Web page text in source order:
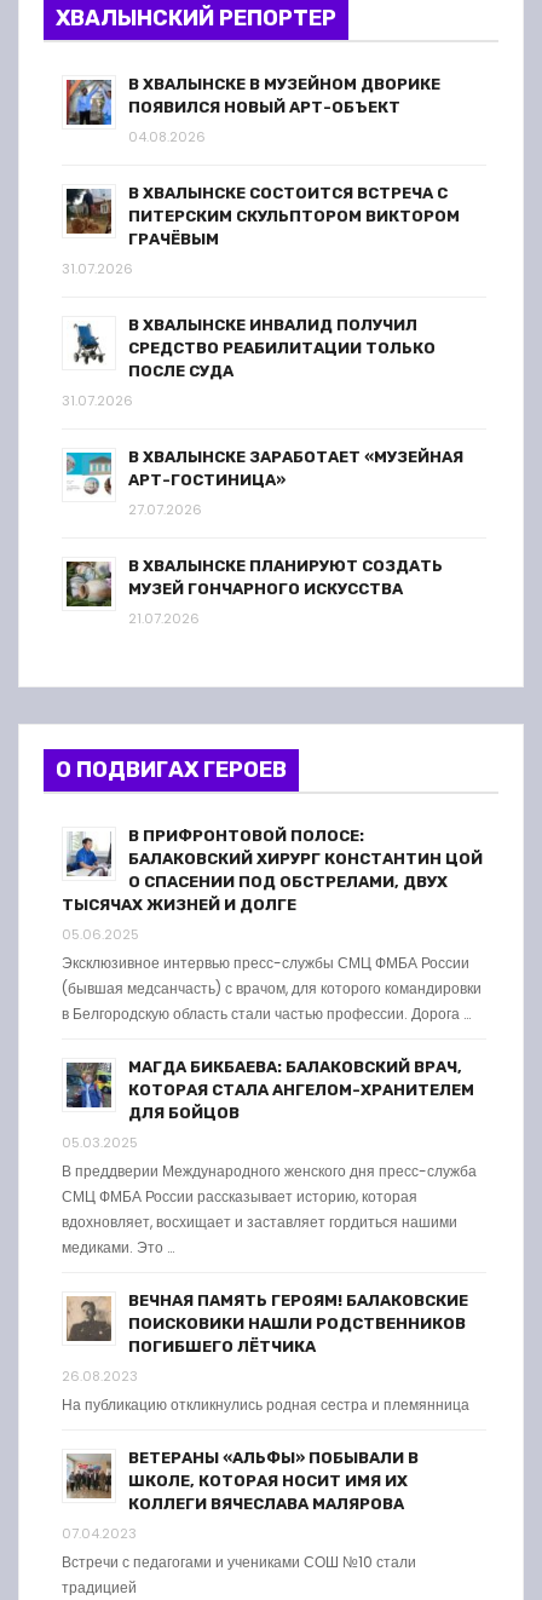
ХВАЛЫНСКИЙ РЕПОРТЕР
В ХВАЛЫНСКЕ В МУЗЕЙНОМ ДВОРИКЕ
ПОЯВИЛСЯ НОВЫЙ АРТ-ОБЪЕКТ
04.08.2026
В ХВАЛЫНСКЕ СОСТОИТСЯ ВСТРЕЧА С
ПИТЕРСКИМ СКУЛЬПТОРОМ ВИКТОРОМ
ГРАЧЁВЫМ
31.07.2026
В ХВАЛЫНСКЕ ИНВАЛИД ПОЛУЧИЛ
СРЕДСТВО РЕАБИЛИТАЦИИ ТОЛЬКО
ПОСЛЕ СУДА
31.07.2026
В ХВАЛЫНСКЕ ЗАРАБОТАЕТ «МУЗЕЙНАЯ
АРТ-ГОСТИНИЦА»
27.07.2026
В ХВАЛЫНСКЕ ПЛАНИРУЮТ СОЗДАТЬ
МУЗЕЙ ГОНЧАРНОГО ИСКУССТВА
21.07.2026
О ПОДВИГАХ ГЕРОЕВ
В ПРИФРОНТОВОЙ ПОЛОСЕ:
БАЛАКОВСКИЙ ХИРУРГ КОНСТАНТИН ЦОЙ
О СПАСЕНИИ ПОД ОБСТРЕЛАМИ, ДВУХ
ТЫСЯЧАХ ЖИЗНЕЙ И ДОЛГЕ
05.06.2025
Эксклюзивное интервью пресс-службы СМЦ ФМБА России
(бывшая медсанчасть) с врачом, для которого командировки
в Белгородскую область стали частью профессии. Дорога …
МАГДА БИКБАЕВА: БАЛАКОВСКИЙ ВРАЧ,
КОТОРАЯ СТАЛА АНГЕЛОМ-ХРАНИТЕЛЕМ
ДЛЯ БОЙЦОВ
05.03.2025
В преддверии Международного женского дня пресс-служба
СМЦ ФМБА России рассказывает историю, которая
вдохновляет, восхищает и заставляет гордиться нашими
медиками. Это …
ВЕЧНАЯ ПАМЯТЬ ГЕРОЯМ! БАЛАКОВСКИЕ
ПОИСКОВИКИ НАШЛИ РОДСТВЕННИКОВ
ПОГИБШЕГО ЛЁТЧИКА
26.08.2023
На публикацию откликнулись родная сестра и племянница
ВЕТЕРАНЫ «АЛЬФЫ» ПОБЫВАЛИ В
ШКОЛЕ, КОТОРАЯ НОСИТ ИМЯ ИХ
КОЛЛЕГИ ВЯЧЕСЛАВА МАЛЯРОВА
07.04.2023
Встречи с педагогами и учениками СОШ №10 стали
традицией